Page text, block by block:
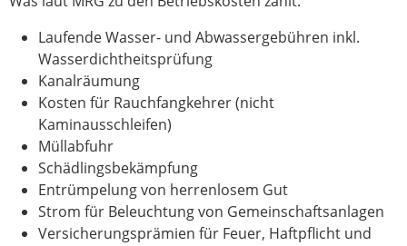
Laufende Wasser- und Abwassergebühren inkl.
Wasserdichtheitsprüfung
Kanalräumung
Kosten für Rauchfangkehrer (nicht
Kaminausschleifen)
Müllabfuhr
Schädlingsbekämpfung
Entrümpelung von herrenlosem Gut
Strom für Beleuchtung von Gemeinschaftsanlagen
Versicherungsprämien für Feuer, Haftpflicht und